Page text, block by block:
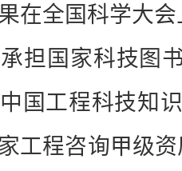
在全国科学大
担国家科技图
国工程科技知
工程咨询甲级